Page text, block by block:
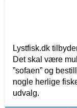
Lystfisk.dk
Det skal være
”sofaen” og
nogle herlige
udvalg.